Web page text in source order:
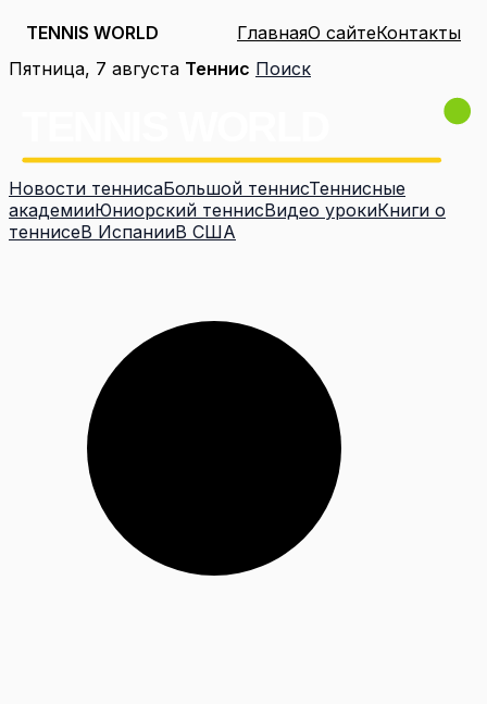
TENNIS WORLD ГлавнаяО сайтеКонтакты
Перейти
Пятница, 7 августа Теннис Поиск
Новости теннисаБольшой теннисТеннисные
академииЮниорский теннисВидео урокиКниги о
теннисеВ ИспанииВ США